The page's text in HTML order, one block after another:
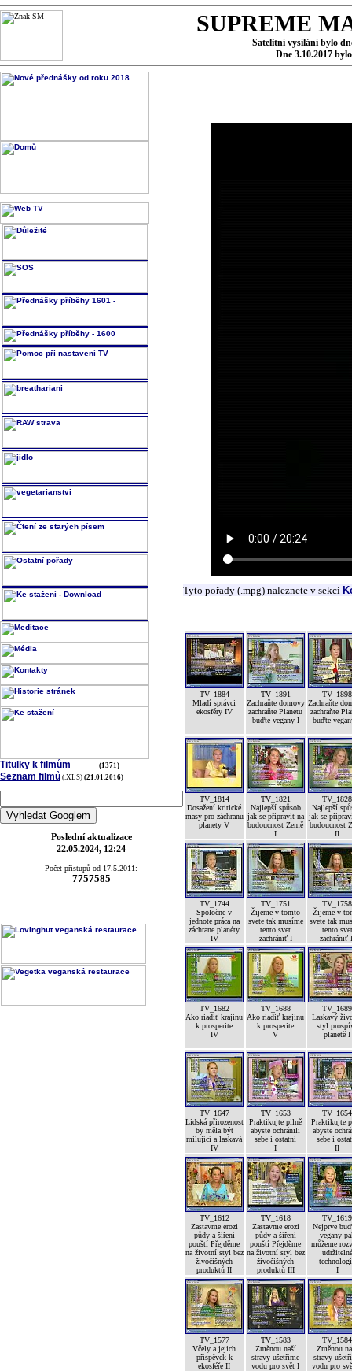
SUPREME
Satelitní vysílání bylo
Dne 3.10.2017
Titulky k filmům (1371)
Seznam filmů (.XLS) (21.01.2016)
Poslední aktualizace
22.05.2024, 12:24
Počet přístupů od 17.5.2011:
7757585
Tyto pořady (.mpg) naleznete v sekci
TV_1884
Mladí správci
ekosféry IV
TV_1891
Zachraňte domovy
zachraňte Planetu
buďte vegany I
TV_1898
Zachraňte
zachraňte
buďte
TV_1814
Dosažení kritické
masy pro záchranu
planety V
TV_1821
Najlepší spůsob
jak se připravit na
budoucnost Země
I
TV_1828
Najlepší
jak se
budoucnost
II
TV_1744
Spoločne v
jednote práca na
záchrane planéty
IV
TV_1751
Žijeme v tomto
svete tak musíme
tento svet
zachrániť I
TV_1758
Žijeme v
svete tak
tento svet
zachrániť
TV_1682
Ako riadiť krajinu
k prosperite
IV
TV_1688
Ako riadiť krajinu
k prosperite
V
TV_1689
Laskavý
styl
planetě I
TV_1647
Lidská přirozenost
by měla být
milující a laskavá
IV
TV_1653
Praktikujte pilně
abyste ochránili
sebe i ostatní
I
TV_1654
Praktikujte
abyste
sebe i
II
TV_1612
Zastavme erozi
půdy a šíření
pouští Přejděme
na životní styl bez
živočišných
produktů II
TV_1618
Zastavme erozi
půdy a šíření
pouští Přejděme
na životní styl bez
živočišných
produktů III
TV_1619
Nejprve
vegany
můžeme
udržitelné
I
TV_1577
Včely a jejich
příspěvek k
ekosféře II
TV_1583
Změnou naší
stravy ušetříme
vodu pro svět I
TV_1584
Změnou
stravy
vodu pro